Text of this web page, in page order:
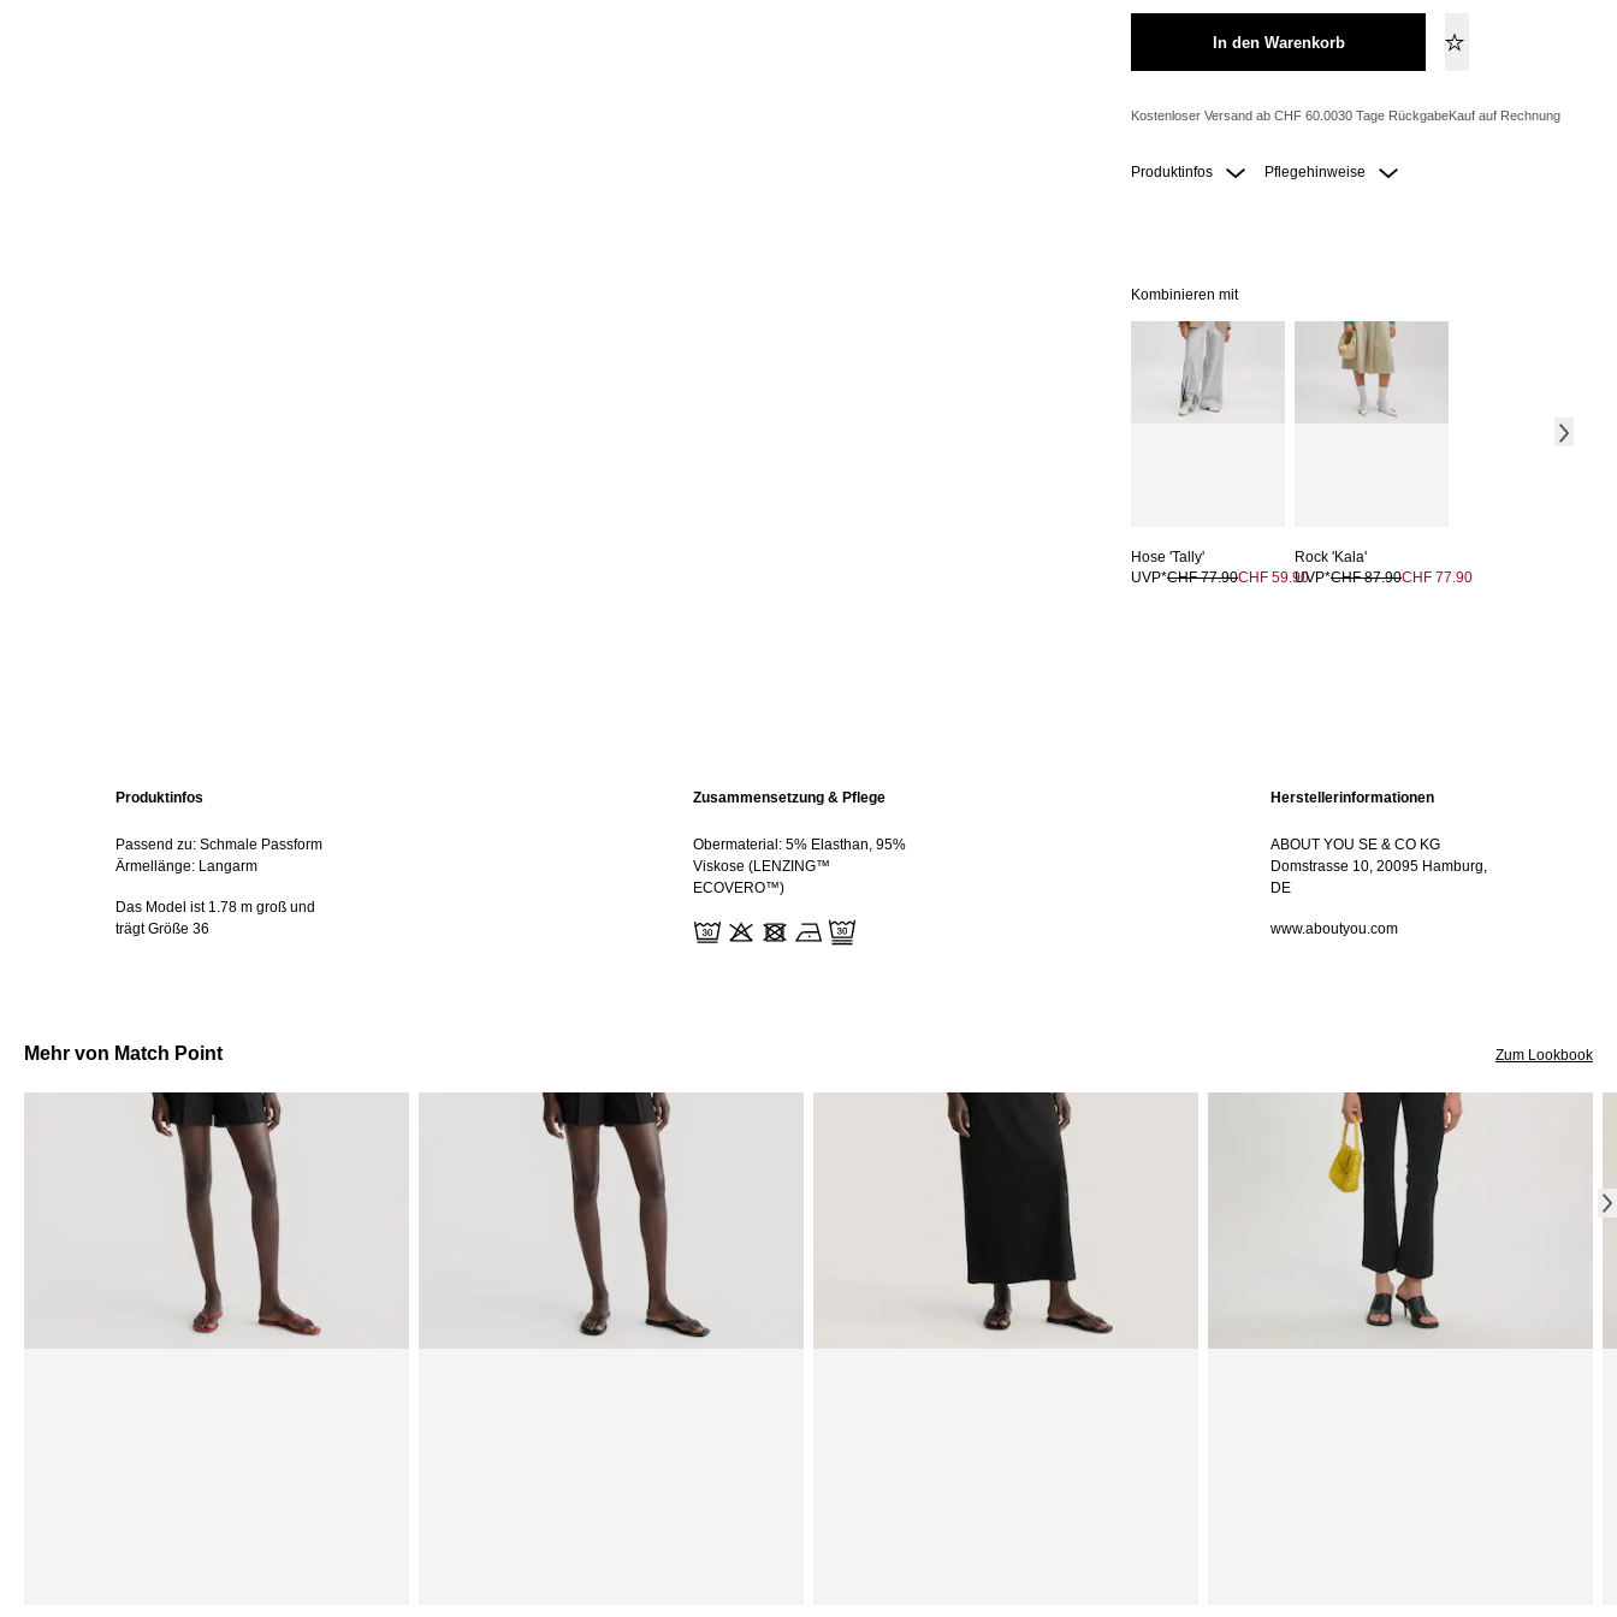
In den Warenkorb
Kostenloser Versand ab CHF 60.0030 Tage RückgabeKauf auf Rechnung
Produktinfos Pflegehinweise
Kombinieren mit
Hose 'Tally'
UVP*CHF 77.90CHF 59.90
Rock 'Kala'
UVP*CHF 87.90CHF 77.90
Produktinfos
Passend zu: Schmale Passform
Ärmellänge: Langarm
Das Model ist 1.78 m groß und
trägt Größe 36
Zusammensetzung & Pflege
Obermaterial: 5% Elasthan, 95%
Viskose (LENZING™
ECOVERO™)
Herstellerinformationen
ABOUT YOU SE & CO KG
Domstrasse 10, 20095 Hamburg,
DE
www.aboutyou.com
Mehr von Match Point Zum Lookbook